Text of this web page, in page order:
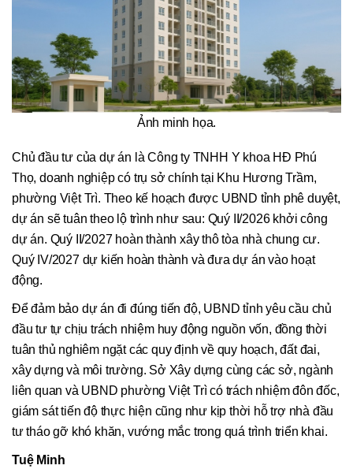
Ảnh minh họa.
Chủ đầu tư của dự án là Công ty TNHH Y khoa HĐ Phú
Thọ, doanh nghiệp có trụ sở chính tại Khu Hương Trầm,
phường Việt Trì. Theo kế hoạch được UBND tỉnh phê duyệt,
dự án sẽ tuân theo lộ trình như sau: Quý II/2026 khởi công
dự án. Quý II/2027 hoàn thành xây thô tòa nhà chung cư.
Quý IV/2027 dự kiến hoàn thành và đưa dự án vào hoạt
động.
Để đảm bảo dự án đi đúng tiến độ, UBND tỉnh yêu cầu chủ
đầu tư tự chịu trách nhiệm huy động nguồn vốn, đồng thời
tuân thủ nghiêm ngặt các quy định về quy hoạch, đất đai,
xây dựng và môi trường. Sở Xây dựng cùng các sở, ngành
liên quan và UBND phường Việt Trì có trách nhiệm đôn đốc,
giám sát tiến độ thực hiện cũng như kịp thời hỗ trợ nhà đầu
tư tháo gỡ khó khăn, vướng mắc trong quá trình triển khai.
Tuệ Minh